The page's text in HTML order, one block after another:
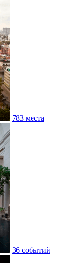
783 места
36 событий